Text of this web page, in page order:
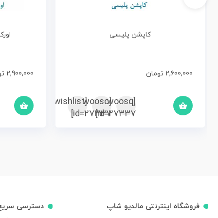
کاپشن پلیسی
2,600,000 تومان
[yith_wcwl_add_to_wishlist]
[woosc
id=27337]
[woosq
id=27337]
2,900,000
فروشگاه اینترنتی مالدیو شاپ دسترسی